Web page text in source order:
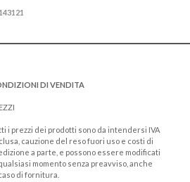
DI VENDITA
i prezzi dei prodotti sono da intendersi IVA
cauzione del reso fuori uso e costi di
a parte, e possono essere modificati
momento senza preavviso, anche
di fornitura.